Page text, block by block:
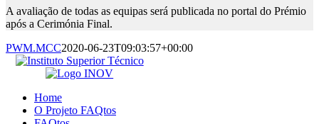
A avaliação de todas as equipas será publicada no portal do Prémio
após a Cerimónia Final.
PWM.MCC2020-06-23T09:03:57+00:00
Home
O Projeto FAQtos